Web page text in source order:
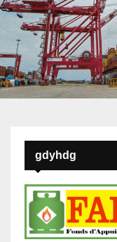
gdyhdg